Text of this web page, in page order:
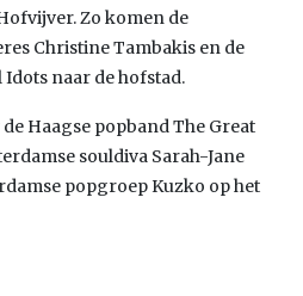
Zo komen de
Christine Tambakis en de
naar de hofstad.
Haagse popband The Great
souldiva Sarah-Jane
popgroep Kuzko op het